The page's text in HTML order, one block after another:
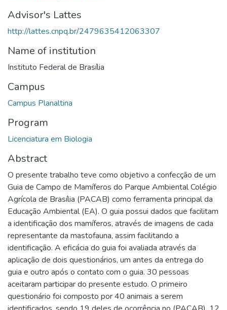
Advisor's Lattes
http://lattes.cnpq.br/2479635412063307
Name of institution
Instituto Federal de Brasília
Campus
Campus Planaltina
Program
Licenciatura em Biologia
Abstract
O presente trabalho teve como objetivo a confecção de um
Guia de Campo de Mamíferos do Parque Ambiental Colégio
Agrícola de Brasília (PACAB) como ferramenta principal da
Educação Ambiental (EA). O guia possui dados que facilitam
a identificação dos mamíferos, através de imagens de cada
representante da mastofauna, assim facilitando a
identificação. A eficácia do guia foi avaliada através da
aplicação de dois questionários, um antes da entrega do
guia e outro após o contato com o guia. 30 pessoas
aceitaram participar do presente estudo. O primeiro
questionário foi composto por 40 animais a serem